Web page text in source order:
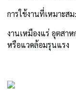
การใช้งานที่เหมาะสม:
งานเหมืองแร่ อุตสา
หรือแวดล้อมรุนแรง